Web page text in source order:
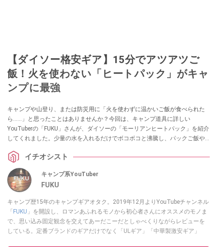
【ダイソー格安ギア】15分でアツアツご
飯！火を使わない「ヒートパック」がキャ
ンプに最強
キャンプや山登り、または防災用に「火を使わずに温かいご飯が食べられた
ら……」と思ったことはありませんか？今回は、キャンプ道具に詳しい
YouTuberの「FUKU」さんが、ダイソーの「モーリアンヒートパック」を紹介
してくれました。少量の水を入れるだけでボコボコと沸騰し、パックご飯や
を見直したい方は必見です！
イチオシスト
キャンプ系YouTuber
FUKU
キャンプ歴15年のキャンプギアオタク。2019年12月よりYouTubeチャンネル
「 FUKU 」を開設し、ロマンあふれるモノから初心者さんにオススメのモノま
で、思い込み固定観念を交えてあーだこーだとしゃべくりながらレビューを
している。定番ブランドのギアだけでなく「ULギア」「中華製激安ギア」